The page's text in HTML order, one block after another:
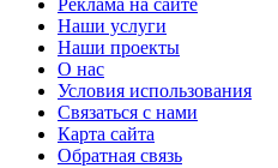
Реклама на сайте
Наши услуги
Наши проекты
О нас
Условия использования
Связаться с нами
Карта сайта
Обратная связь